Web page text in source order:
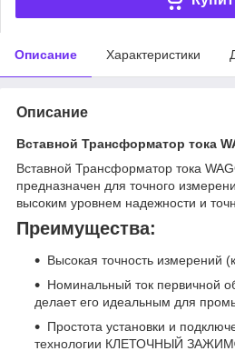
Описание Характеристики
Описание
Вставной Трансформатор тока
Вставной Трансформатор тока
предназначен для точного
высоким уровнем надежности и
Преимущества:
Высокая точность измерений
Номинальный ток первичной
делает его идеальным для
Простота установки и
технологии КЛЕТОЧНЫЙ